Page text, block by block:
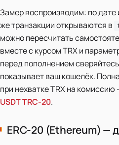
Замер воспроизводим: по дате
же транзакции открываются в
можно пересчитать
вместе с курсом TRX и
перед пополнением
показывает ваш кошелёк.
при нехватке TRX на
USDT TRC-20.
ERC-20 (Ethereum) —